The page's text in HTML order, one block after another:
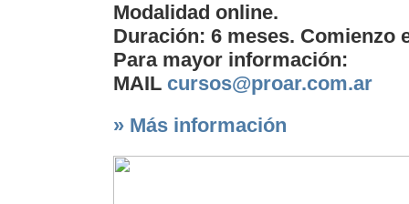
Modalidad online.
Duración: 6 meses. Comienzo
Para mayor información:
MAIL cursos@proar.com.ar
» Más información